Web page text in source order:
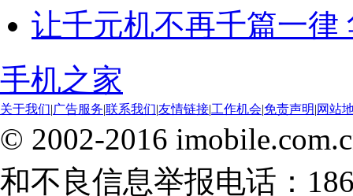
让千元机不再千篇一律
手机之家
关于我们|广告服务|联系我们|友情链接|工作机会|免责声明|网站
© 2002-2016
和不良信息举报电话：